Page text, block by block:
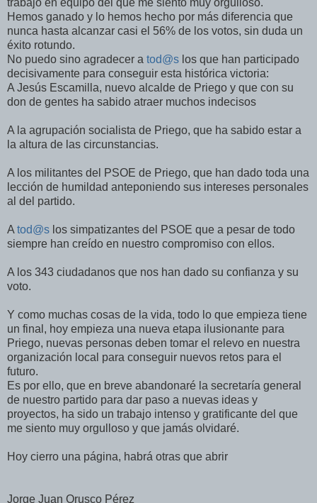
trabajo en equipo del que me siento muy orgulloso.
Hemos ganado y lo hemos hecho por más diferencia que
nunca hasta alcanzar casi el 56% de los votos, sin duda un
éxito rotundo.
No puedo sino agradecer a tod@s los que han participado
decisivamente para conseguir esta histórica victoria:
A Jesús Escamilla, nuevo alcalde de Priego y que con su
don de gentes ha sabido atraer muchos indecisos
A la agrupación socialista de Priego, que ha sabido estar a
la altura de las circunstancias.
A los militantes del PSOE de Priego, que han dado toda una
lección de humildad anteponiendo sus intereses personales
al del partido.
A tod@s los simpatizantes del PSOE que a pesar de todo
siempre han creído en nuestro compromiso con ellos.
A los 343 ciudadanos que nos han dado su confianza y su
voto.
Y como muchas cosas de la vida, todo lo que empieza tiene
un final, hoy empieza una nueva etapa ilusionante para
Priego, nuevas personas deben tomar el relevo en nuestra
organización local para conseguir nuevos retos para el
futuro.
Es por ello, que en breve abandonaré la secretaría general
de nuestro partido para dar paso a nuevas ideas y
proyectos, ha sido un trabajo intenso y gratificante del que
me siento muy orgulloso y que jamás olvidaré.
Hoy cierro una página, habrá otras que abrir
Jorge Juan Orusco Pérez